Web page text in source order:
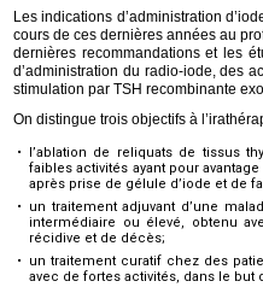
Les indications d’administration
cours de ces dernières années au
dernières recommandations et les
d’administration du radio-iode, des
stimulation par TSH recombinante
On distingue trois objectifs à
•
l’ablation de reliquats de tissus
faibles activités ayant pour
après prise de gélule d’iode et de
•
un traitement adjuvant d’une
intermédiaire ou élevé, obtenu
récidive et de décès;
•
un traitement curatif chez des
avec de fortes activités, dans le but